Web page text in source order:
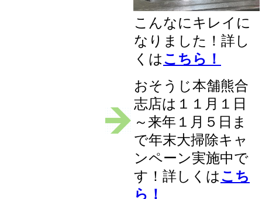
こんなにキレイに
なりました！詳し
くはこちら！
おそうじ本舗熊合
志店は１１月１日
～来年１月５日ま
で年末大掃除キャ
ンペーン実施中で
す！詳しくはこち
ら！